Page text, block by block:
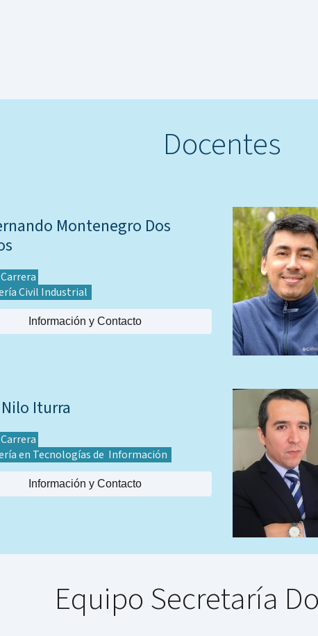
Docentes
Montenegro Dos
Civil Industrial
Información y Contacto
Iturra
en Tecnologías de Información
Información y Contacto
Equipo Secretaría